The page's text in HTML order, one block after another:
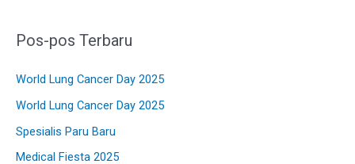
u
Pos-pos Terbaru
World Lung Cancer Day 2025
World Lung Cancer Day 2025
Spesialis Paru Baru
Medical Fiesta 2025